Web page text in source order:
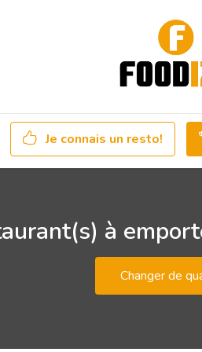
Je connais un resto!
à
Changer de